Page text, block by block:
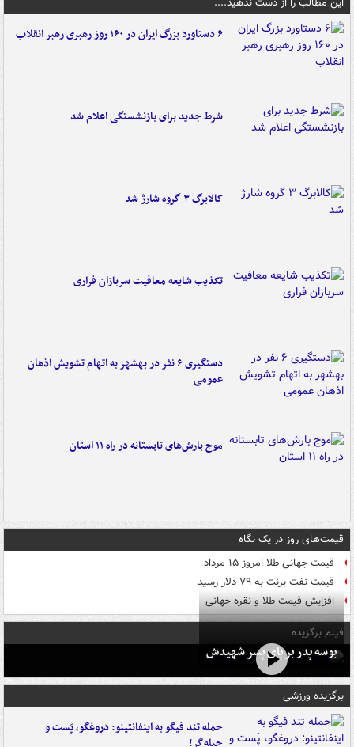
۶ دستاورد بزرگ ایران در ۱۶۰ روز رهبری رهبر انقلاب
شرط جدید برای بازنشستگی اعلام شد
کالابرگ ۳ گروه شارژ شد
تکذیب شایعه معافیت سربازان فراری
دستگیری ۶ نفر در بهشهر به اتهام تشویش اذهان
عمومی
موج بارش‌های تابستانه در راه ۱۱ استان
قیمت‌های روز در یک نگاه
قیمت جهانی طلا امروز ۱۵ مرداد
قیمت نفت برنت به ۷۹ دلار رسید
افزایش قیمت طلا و نقره جهانی
فیلم برگزیده
بوسه‌ پدر بر پای پسر شهیدش
برگزیده ورزشی
حمله تند فیگو به اینفانتینو: دروغگو، پَست‌ و
حیله‌گر!